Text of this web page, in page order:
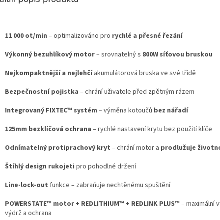
11 000 ot/min – optimalizováno pro rychlé a přesné řezání
Výkonný bezuhlíkový motor– srovnatelný s 800W síťovou bruskou
Nejkompaktnější a nejlehčíakumulátorová bruska ve své třídě
Bezpečnostní pojistka – chrání uživatele před zpětným rázem
Integrovaný FIXTEC™ systém – výměna kotoučů bez nářadí
125mm bezklíčová ochrana – rychlé nastavení krytu bez použití klíče
Odnímatelný protiprachový kryt – chrání motor a prodlužuje
Štíhlý design rukojeti pro pohodlné držení
Line-lock-out funkce – zabraňuje nechtěnému spuštění
POWERSTATE™ motor + REDLITHIUM™ + REDLINK PLUS™ – maximální
výdrž a ochrana